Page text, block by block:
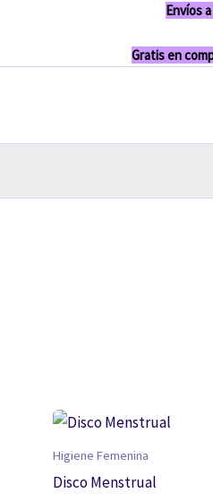
Envíos
Gratis en
Este
producto
tiene
Higiene Femenina
Disco Menstrual